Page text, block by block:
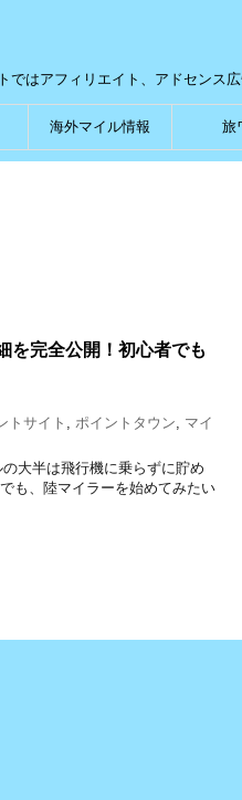
はアフィリエイト、アドセンス広
海外マイル情報 旅
を完全公開！初心者でも
トサイト , ポイントタウン, マイ
大半は飛行機に乗らずに貯め
も、陸マイラーを始めてみたい